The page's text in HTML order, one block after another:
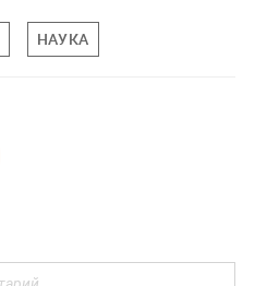
НАУКА